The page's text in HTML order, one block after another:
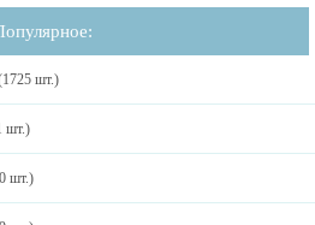
шт.)
шт.)
шт.)